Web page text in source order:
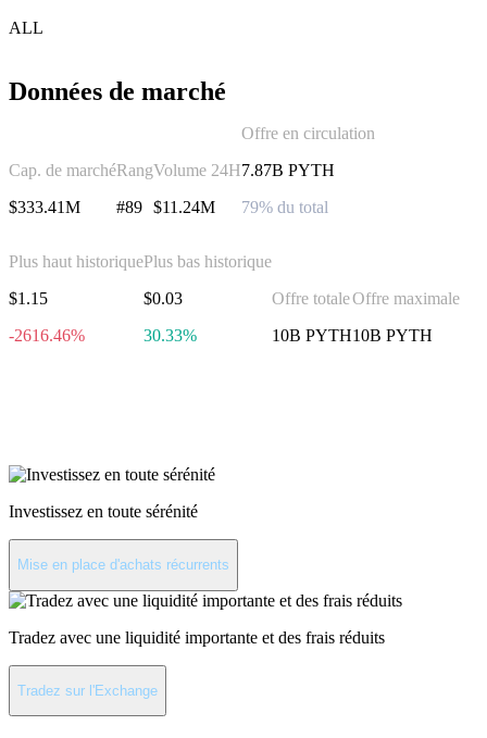
ALL
Données de marché
Cap. de marché
$333.41M
Rang
#89
Volume 24H
$11.24M
Offre en circulation
7.87B PYTH
79% du total
Plus haut historique
$1.15
-2616.46%
Plus bas historique
$0.03
30.33%
Offre totale
10B PYTH
Offre maximale
10B PYTH
Investissez en toute sérénité
Mise en place d'achats récurrents
Tradez avec une liquidité importante et des frais réduits
Tradez sur l'Exchange